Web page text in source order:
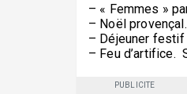
– « Femmes »
– Noël
– Déjeuner
– Feu d’artifice.
PUBLICITE